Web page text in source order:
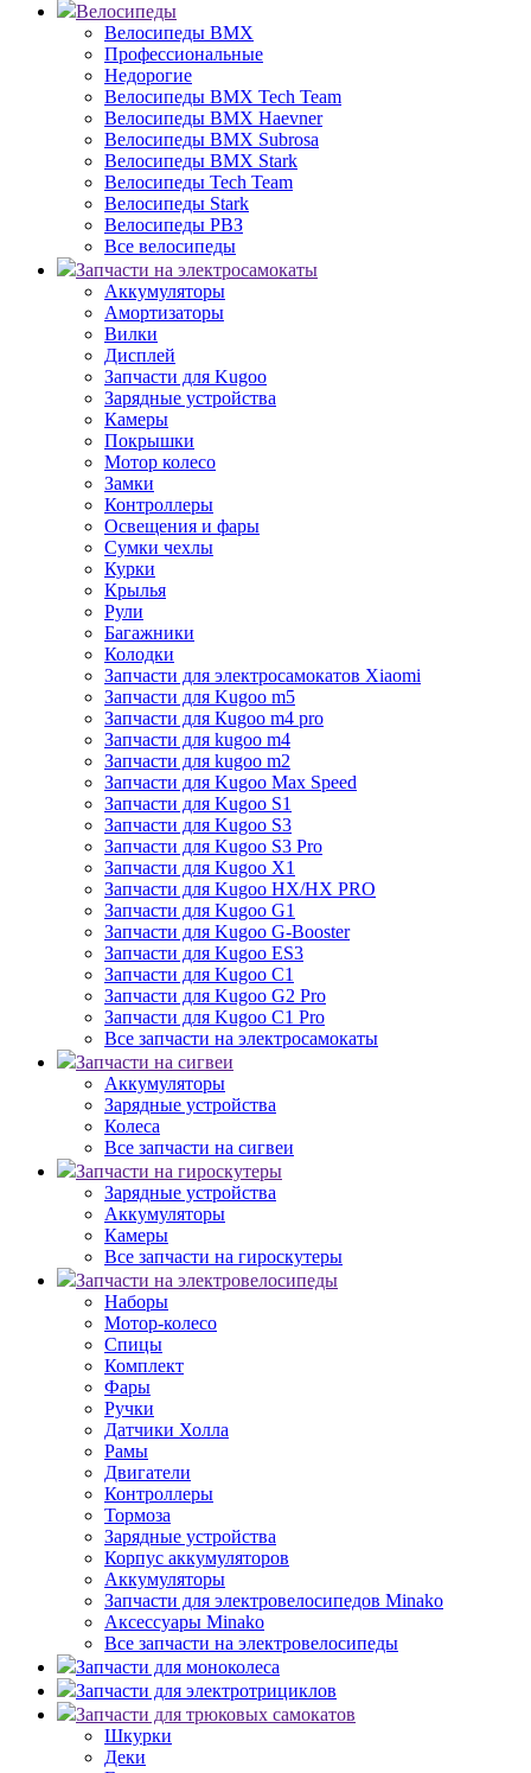
Велосипеды
Велосипеды BMX
Профессиональные
Недорогие
Велосипеды BMX Tech Team
Велосипеды BMX Haevner
Велосипеды BMX Subrosa
Велосипеды BMX Stark
Велосипеды Tech Team
Велосипеды Stark
Велосипеды РВЗ
Все велосипеды
Запчасти на электросамокаты
Аккумуляторы
Амортизаторы
Вилки
Дисплей
Запчасти для Kugoo
Зарядные устройства
Камеры
Покрышки
Мотор колесо
Замки
Контроллеры
Освещения и фары
Сумки чехлы
Курки
Крылья
Рули
Багажники
Колодки
Запчасти для электросамокатов Xiaomi
Запчасти для Kugoo m5
Запчасти для Кugoo m4 pro
Запчасти для kugoo m4
Запчасти для kugoo m2
Запчасти для Kugoo Max Speed
Запчасти для Kugoo S1
Запчасти для Kugoo S3
Запчасти для Kugoo S3 Pro
Запчасти для Kugoo X1
Запчасти для Kugoo HX/HX PRO
Запчасти для Kugoo G1
Запчасти для Kugoo G-Booster
Запчасти для Kugoo ES3
Запчасти для Kugoo C1
Запчасти для Kugoo G2 Pro
Запчасти для Kugoo C1 Pro
Все запчасти на электросамокаты
Запчасти на сигвеи
Аккумуляторы
Зарядные устройства
Колеса
Все запчасти на сигвеи
Запчасти на гироскутеры
Зарядные устройства
Аккумуляторы
Камеры
Все запчасти на гироскутеры
Запчасти на электровелосипеды
Наборы
Мотор-колесо
Спицы
Комплект
Фары
Ручки
Датчики Холла
Рамы
Двигатели
Контроллеры
Тормоза
Зарядные устройства
Корпус аккумуляторов
Аккумуляторы
Запчасти для электровелосипедов Minako
Аксессуары Minako
Все запчасти на электровелосипеды
Запчасти для моноколеса
Запчасти для электротрициклов
Запчасти для трюковых самокатов
Шкурки
Деки